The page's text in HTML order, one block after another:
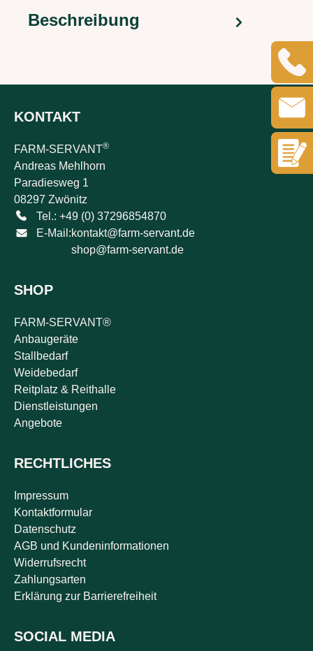
Beschreibung
KONTAKT
FARM-SERVANT®
Andreas Mehlhorn
Paradiesweg 1
08297 Zwönitz
Tel.: +49 (0) 37296854870
E-Mail:kontakt@farm-servant.de
shop@farm-servant.de
SHOP
FARM-SERVANT®
Anbaugeräte
Stallbedarf
Weidebedarf
Reitplatz & Reithalle
Dienstleistungen
Angebote
RECHTLICHES
Impressum
Kontaktformular
Datenschutz
AGB und Kundeninformationen
Widerrufsrecht
Zahlungsarten
Erklärung zur Barrierefreiheit
SOCIAL MEDIA